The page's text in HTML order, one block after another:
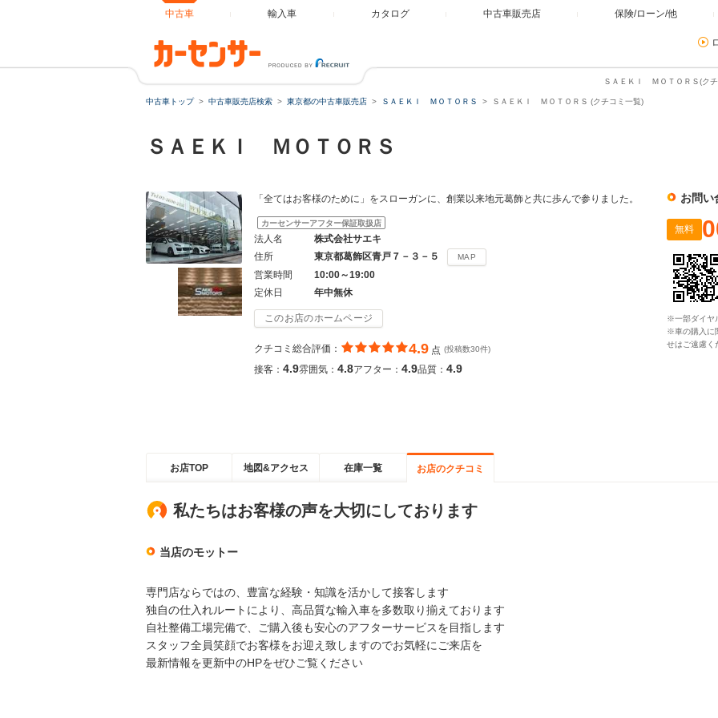
中古車 輸入車 カタログ 中古車販売店 保険/ローン/他
ＳＡＥＫＩ ＭＯＴＯＲＳ(クチ
中古車トップ 中古車販売店検索 東京都の中古車販売店 ＳＡＥＫＩ ＭＯＴＯＲＳ ＳＡＥＫＩ ＭＯＴＯＲＳ (クチコミ一覧)
ＳＡＥＫＩ ＭＯＴＯＲＳ
「全てはお客様のために」をスローガンに、創業以来地元葛飾と共に歩んで参りました。
カーセンサーアフター保証取扱店
法人名
株式会社サエキ
住所
東京都葛飾区青戸７－３－５ MAP
営業時間
10:00～19:00
定休日
年中無休
このお店のホームページ
クチコミ総合評価： 4.9 点 (投稿数30件)
接客： 4.9雰囲気： 4.8アフター： 4.9品質： 4.9
お問い
無料
※一部ダイヤ
※車の購入に
せはご遠慮く
お店TOP 地図&アクセス 在庫一覧 お店のクチコミ
私たちはお客様の声を大切にしております
当店のモットー
専門店ならではの、豊富な経験・知識を活かして接客します
独自の仕入れルートにより、高品質な輸入車を多数取り揃えております
自社整備工場完備で、ご購入後も安心のアフターサービスを目指します
スタッフ全員笑顔でお客様をお迎え致しますのでお気軽にご来店を
最新情報を更新中のHPをぜひご覧ください